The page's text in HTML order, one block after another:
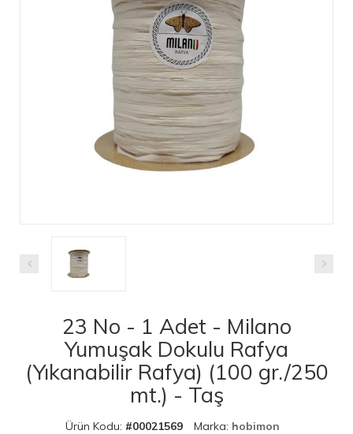
23 No - 1 Adet - Milano
Yumuşak Dokulu Rafya
(Yıkanabilir Rafya) (100 gr./250
mt.) - Taş
Ürün Kodu: #00021569 Marka: hobimon